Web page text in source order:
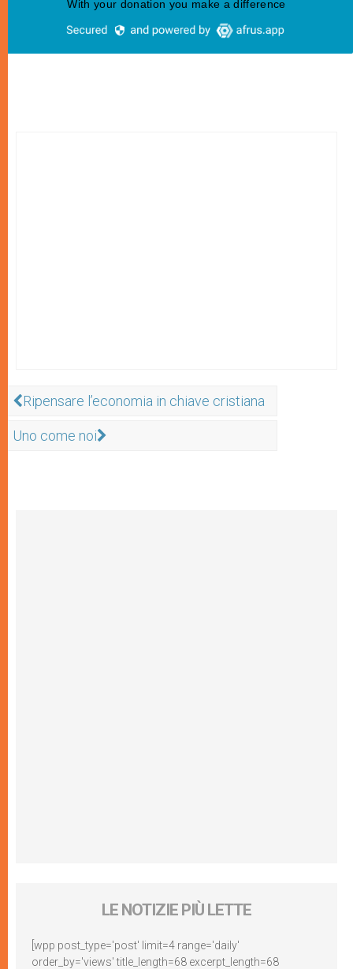
Ripensare l’economia in chiave cristiana
Uno come noi
LE NOTIZIE PIÙ LETTE
[wpp post_type='post' limit=4 range='daily'
order_by='views' title_length=68 excerpt_length=68